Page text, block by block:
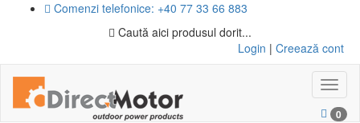
Comenzi telefonice: +40 77 33 66 883
Caută aici produsul dorit...
Login | Creează cont
0